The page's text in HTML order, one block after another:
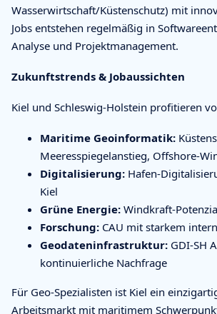
Wasserwirtschaft/Küstenschutz) mit
Jobs entstehen regelmäßig in
Analyse und Projektmanagement.
Zukunftstrends & Jobaussichten
Kiel und Schleswig-Holstein profitieren
Maritime Geoinformatik:
Meeresspiegelanstieg, Offshore-
Digitalisierung: Hafen-
Kiel
Grüne Energie: Windkraft-
Forschung: CAU mit starkem
Geodateninfrastruktur: GDI-SH
kontinuierliche Nachfrage
Für Geo-Spezialisten ist Kiel ein
Arbeitsmarkt mit maritimem